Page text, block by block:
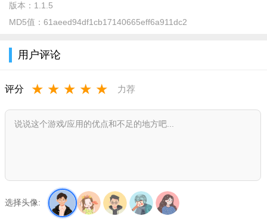
版本： 1.1.5
MD5值： 61aeed94df1cb17140665eff6a911dc2
用户评论
评分 ★ ★ ★ ★ ★ 力荐
选择头像: